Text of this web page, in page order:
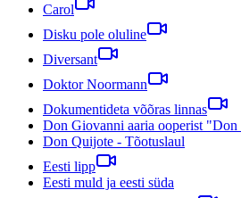
Carol
Disku pole oluline
Diversant
Doktor Noormann
Dokumentideta võõras linnas
Don Giovanni aaria ooperist
Don Quijote - Tõotuslaul
Eesti lipp
Eesti muld ja eesti süda